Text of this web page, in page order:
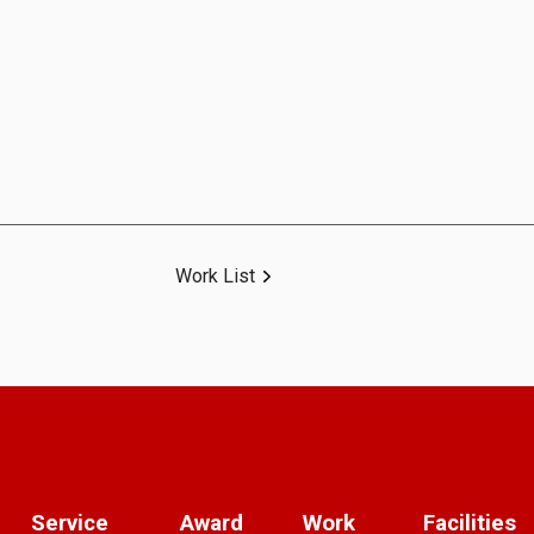
Work List
Service Award Work Facilities